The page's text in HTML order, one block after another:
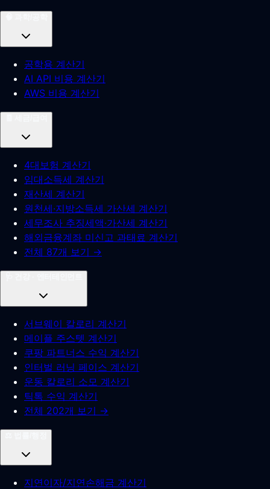
공학용 계산기
AI API 비용 계산기
AWS 비용 계산기
4대보험 계산기
임대소득세 계산기
재산세 계산기
원천세·지방소득세 가산세 계산기
세무조사 추징세액·가산세 계산기
해외금융계좌 미신고 과태료 계산기
전체 87개 보기 →
서브웨이 칼로리 계산기
메이플 주스텟 계산기
쿠팡 파트너스 수익 계산기
인터벌 러닝 페이스 계산기
운동 칼로리 소모 계산기
틱톡 수익 계산기
전체 202개 보기 →
지연이자/지연손해금 계산기